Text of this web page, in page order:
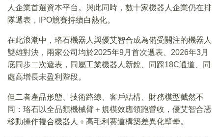
人企業首選資本平台。與此同時，數十家機器人企業仍在排
隊遞表，IPO競賽持續白熱化。
在此浪潮中，珞石機器人與優艾智合成為備受關注的機器人
雙雄對決，兩家公司均於2025年9月首次遞表、2026年3月
底同步二次遞表，同屬工業機器人新銳、同踩18C通道、同
處高增長未盈利階段。
但二者產品形態、技術路線、客戶結構、財務模型截然不
同：珞石以全品類機械臂＋規模效應領跑營收，優艾智合憑
移動操作複合機器人＋高毛利賽道構築差異化壁壘。